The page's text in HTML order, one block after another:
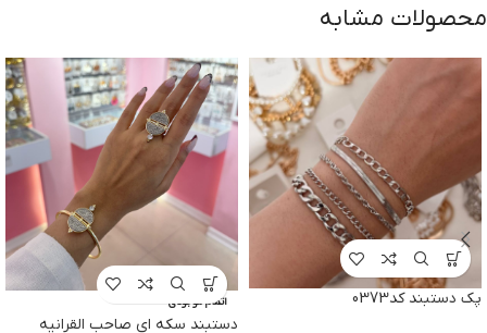
محصولات مشابه
پک دستبند کد0373 اتمام موجودی
دستبند سکه ای صاحب القرانیه